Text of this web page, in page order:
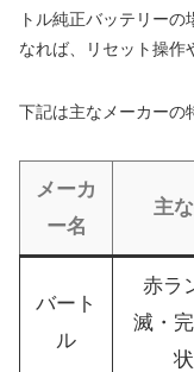
トル純正バッテリー
なれば、リセット操作
下記は主なメーカーの
メーカ
ー名
主
バート
ル
赤ラ
滅・